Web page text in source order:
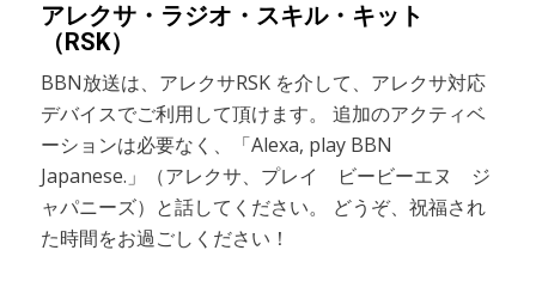
アレクサ・ラジオ・スキル・キット
（RSK）
BBN放送は、アレクサRSK を介して、アレクサ対応
デバイスでご利用して頂けます。 追加のアクティベ
ーションは必要なく、「Alexa, play BBN
Japanese.」（アレクサ、プレイ ビービーエヌ ジ
ャパニーズ）と話してください。 どうぞ、祝福され
た時間をお過ごしください！